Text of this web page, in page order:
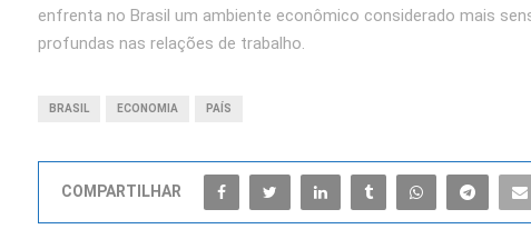
enfrenta no Brasil um ambiente econômico considerado mais
profundas nas relações de trabalho.
BRASIL ECONOMIA PAÍS
COMPARTILHAR